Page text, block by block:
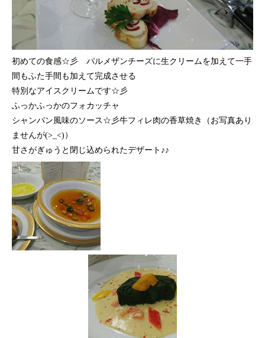
初めての食感☆彡 パルメザンチーズに生クリームを加えて一手
間もふた手間も加えて完成させる
特別なアイスクリームです☆彡
ふっかふっかのフォカッチャ
シャンパン風味のソース☆彡牛フィレ肉の香草焼き（お写真あり
ませんが(>_<)）
甘さがぎゅうと閉じ込められたデザート♪♪